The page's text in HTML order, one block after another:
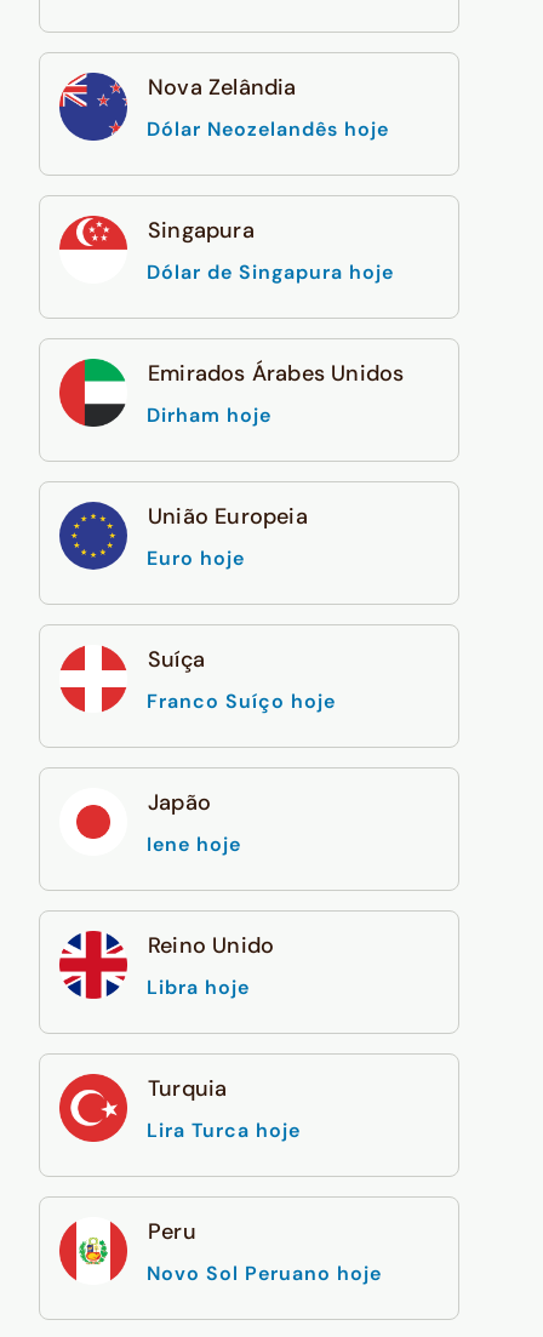
Nova Zelândia
Dólar Neozelandês hoje
Singapura
Dólar de Singapura hoje
Emirados Árabes Unidos
Dirham hoje
União Europeia
Euro hoje
Suíça
Franco Suíço hoje
Japão
Iene hoje
Reino Unido
Libra hoje
Turquia
Lira Turca hoje
Peru
Novo Sol Peruano hoje